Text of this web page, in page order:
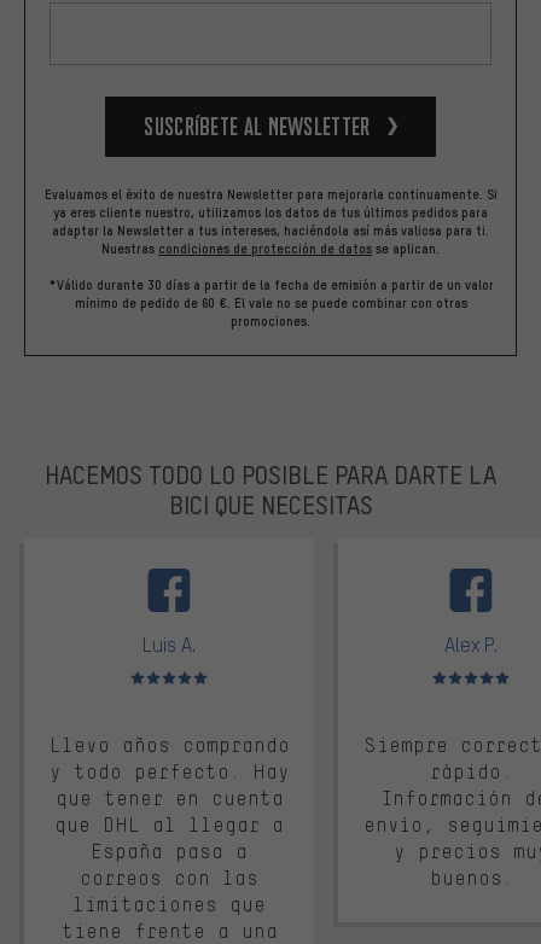
Suscríbete al newsletter
Evaluamos el éxito de nuestra Newsletter para mejorarla continuamente. Si
ya eres cliente nuestro, utilizamos los datos de tus últimos pedidos para
adaptar la Newsletter a tus intereses, haciéndola así más valiosa para ti.
Nuestras condiciones de protección de datos se aplican.
*Válido durante 30 días a partir de la fecha de emisión a partir de un valor
mínimo de pedido de 60 €. El vale no se puede combinar con otras
promociones.
HACEMOS TODO LO POSIBLE PARA DARTE LA
BICI QUE NECESITAS
Luis A.
Valoración media: 5 de 5
Llevo años comprando
y todo perfecto. Hay
que tener en cuenta
que DHL al llegar a
España pasa a
correos con las
limitaciones que
tiene frente a una
Alex P.
Valoración
Siempre
rápido.
Información
envío,
y precios
buenos.